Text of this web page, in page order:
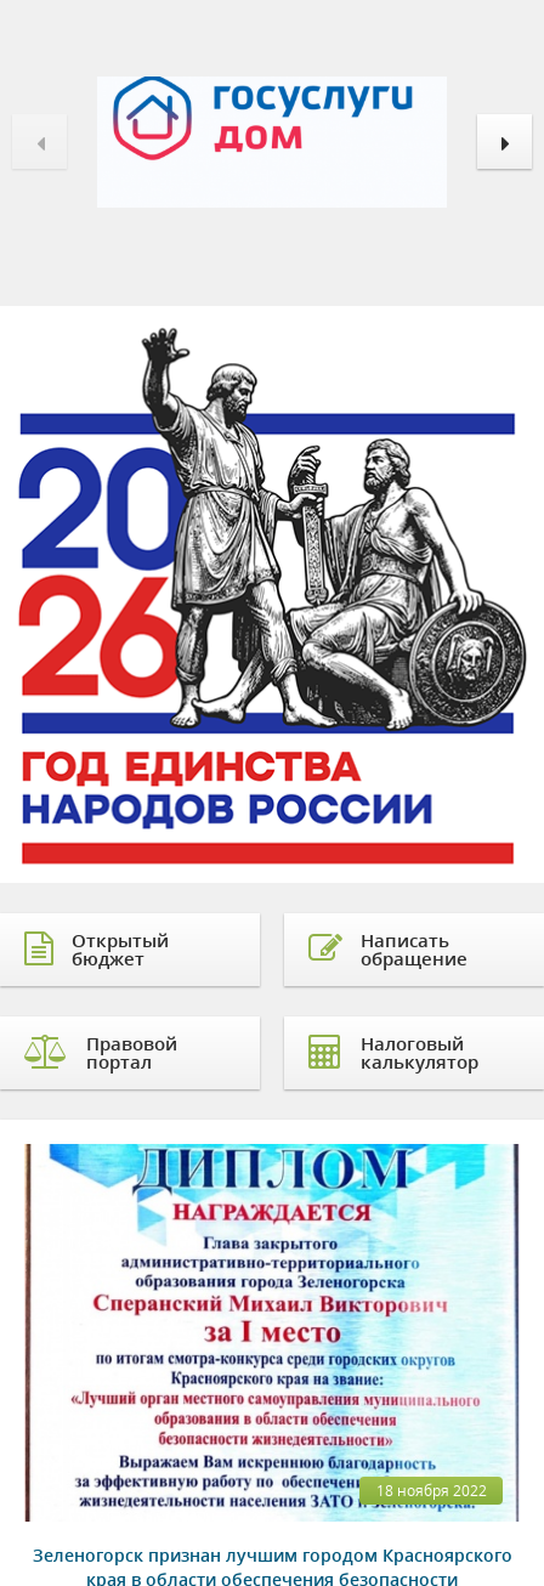
Открытый
бюджет
Правовой
портал
Написать
обращение
Налоговый
калькулятор
18 ноября 2022
Зеленогорск признан лучшим городом Красноярского
края в области обеспечения безопасности